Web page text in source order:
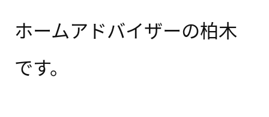
ホームアドバイザーの柏木
です。